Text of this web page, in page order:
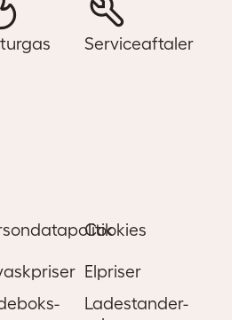
udnytter du den
ophobes i jorden,
konverterer den
Varmen cirkuleres
Serviceaftaler
Cookies
Elpriser
Ladestander-